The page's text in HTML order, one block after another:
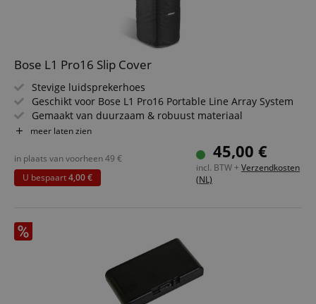
Bose L1 Pro16 Slip Cover
Stevige luidsprekerhoes
Geschikt voor Bose L1 Pro16 Portable Line Array System
Gemaakt van duurzaam & robuust materiaal
Met praktische opening aan de bovenkant
meer laten zien
45,00 €
incl. BTW + Verzendkosten
(NL)
in plaats van voorheen49 €
U bespaart4,00 €